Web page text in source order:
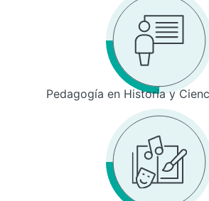
Pedagogía en Historia y